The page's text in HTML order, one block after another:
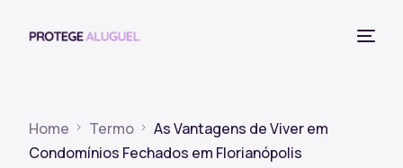
Home Termo
As Vantagens de Viver em
Condomínios Fechados em Florianópolis